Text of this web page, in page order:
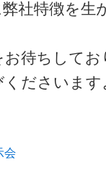
社特徴を生
待ちしてお
ださいま
会